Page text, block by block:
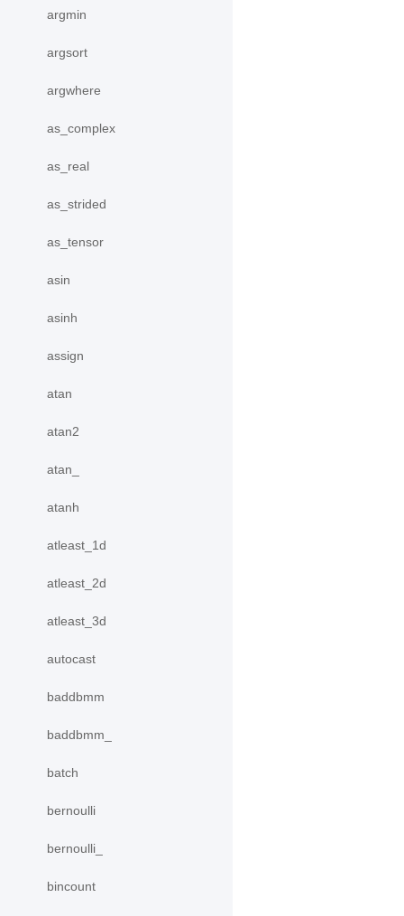
argmin
argsort
argwhere
as_complex
as_real
as_strided
as_tensor
asin
asinh
assign
atan
atan2
atan_
atanh
atleast_1d
atleast_2d
atleast_3d
autocast
baddbmm
baddbmm_
batch
bernoulli
bernoulli_
bincount